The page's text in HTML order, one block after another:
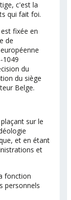
c'est la
qui fait foi.
fixée en
de
européenne
du
du siège
Belge.
sur le
et en étant
et
fonction
personnels